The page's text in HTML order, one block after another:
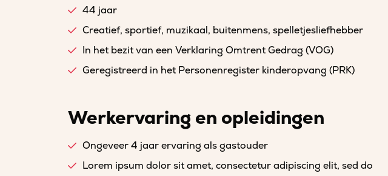
44 jaar
Creatief, sportief, muzikaal, buitenmens, spelletjesliefhebber
In het bezit van een Verklaring Omtrent Gedrag (VOG)
Geregistreerd in het Personenregister kinderopvang (PRK)
Werkervaring en opleidingen
Ongeveer 4 jaar ervaring als gastouder
Lorem ipsum dolor sit amet, consectetur adipiscing elit, sed do